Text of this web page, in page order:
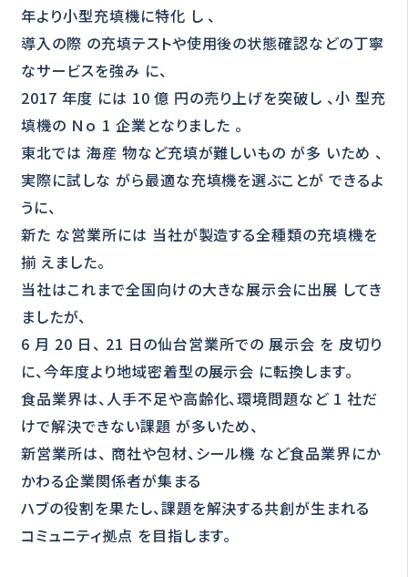
年より小型充填機に特化 し 、
導入の際 の充填テストや使用後の状態確認などの丁寧
なサービスを強み に、
2017 年度 には 10 億 円の売り上げを突破し 、小 型充
填機の Ｎｏ 1 企業となりました 。
東北では 海産 物など充填が難しいもの が多 いため 、
実際に試しな がら最適な充填機を選ぶことが できるよ
うに、
新た な営業所には 当社が製造する全種類の充填機を
揃 えました。
当社はこれまで全国向けの大きな展示会に出展 してき
ましたが、
6 月 20 日、 21 日の仙台営業所での 展示会 を 皮切り
に、今年度より地域密着型の展示会 に転換します。
食品業界は、人手不足や高齢化、環境問題など 1 社だ
けで解決できない課題 が多いため、
新営業所は、 商社や包材、シール機 など食品業界にか
かわる企業関係者が集まる
ハブの役割を果たし、課題を解決する共創が生まれる
コミュニティ拠点 を目指します。